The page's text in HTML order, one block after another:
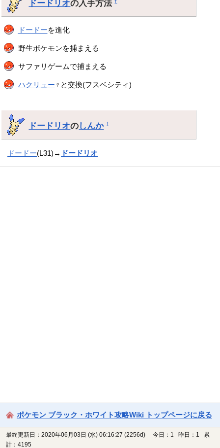
ドードリオの入手方法†
ドードーを進化
野生ポケモンを捕まえる
サファリゲームで捕まえる
ハクリュー ♀と交換(フスベシティ)
ドードリオのしんか †
ドードー(L31)→ ドードリオ
ポケモン ブラック・ホワイト攻略Wiki トップページに戻る
最終更新日：2020年06月03日 (水) 06:16:27 (2256d)
今日：1 昨日：1 累
計：4195